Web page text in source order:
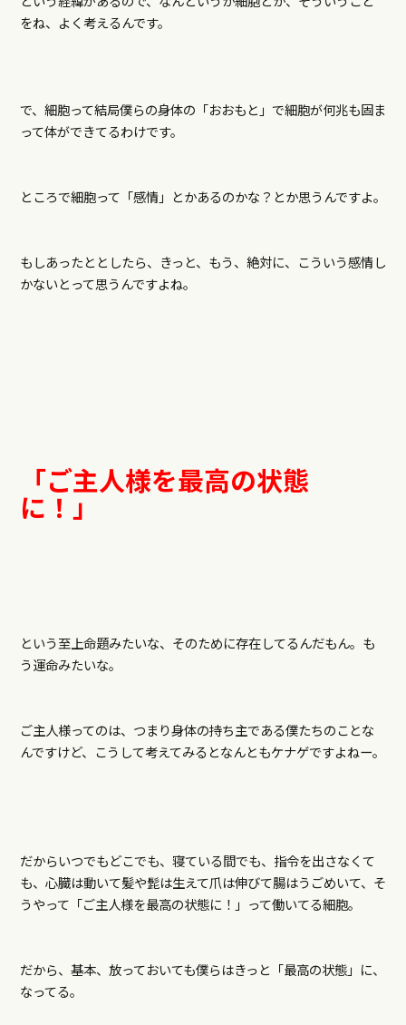
をね、よく考えるんです。
で、細胞って結局僕らの身体の「おおもと」で細胞が何兆も固ま
って体ができてるわけです。
ところで細胞って「感情」とかあるのかな？とか思うんですよ。
もしあったととしたら、きっと、もう、絶対に、こういう感情し
かないとって思うんですよね。
「ご主人様を最高の状態
に！」
という至上命題みたいな、そのために存在してるんだもん。も
う運命みたいな。
ご主人様ってのは、つまり身体の持ち主である僕たちのことな
んですけど、こうして考えてみるとなんともケナゲですよねー。
だからいつでもどこでも、寝ている間でも、指令を出さなくて
も、心臓は動いて髪や髭は生えて爪は伸びて腸はうごめいて、そ
うやって「ご主人様を最高の状態に！」って働いてる細胞。
だから、基本、放っておいても僕らはきっと「最高の状態」に、
なってる。